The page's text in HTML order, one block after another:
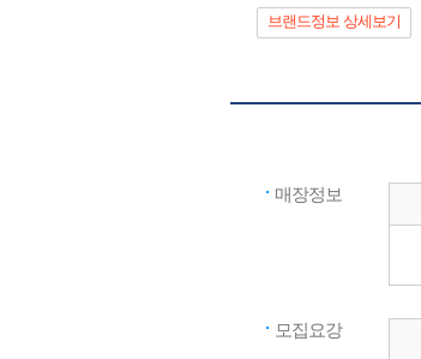
브랜드정보 상세보기
매장정보
모집요강